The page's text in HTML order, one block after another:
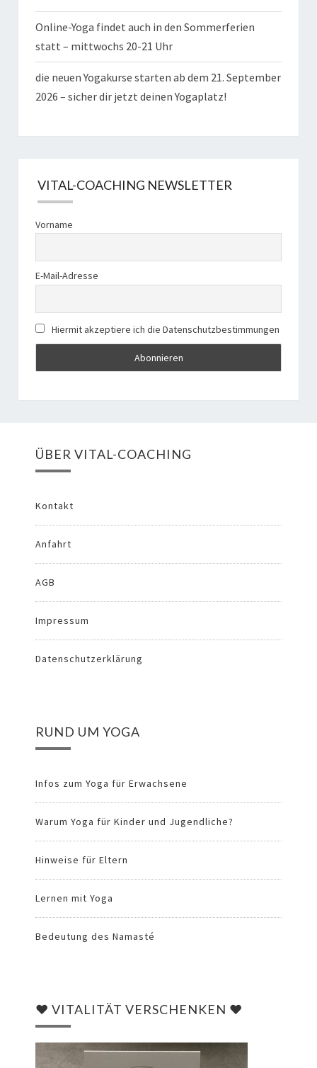
Online-Yoga findet auch in den Sommerferien
statt – mittwochs 20-21 Uhr
die neuen Yogakurse starten ab dem 21. September
2026 – sicher dir jetzt deinen Yogaplatz!
VITAL-COACHING NEWSLETTER
Vorname
E-Mail-Adresse
Hiermit akzeptiere ich die Datenschutzbestimmungen
ÜBER VITAL-COACHING
Kontakt
Anfahrt
AGB
Impressum
Datenschutzerklärung
RUND UM YOGA
Infos zum Yoga für Erwachsene
Warum Yoga für Kinder und Jugendliche?
Hinweise für Eltern
Lernen mit Yoga
Bedeutung des Namasté
♥ VITALITÄT VERSCHENKEN ♥